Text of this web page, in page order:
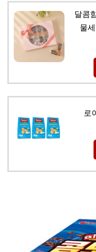
달콤
물
로